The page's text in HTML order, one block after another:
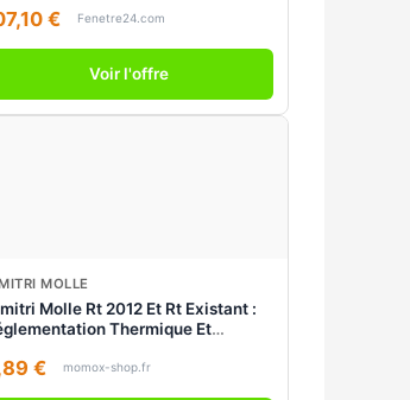
510 x 510 mm
€ Fenetre24.com
Voir l'offre
MOLLE
Molle Rt 2012 Et Rt Existant :
Thermique Et
Rénovation
€ momox-shop.fr